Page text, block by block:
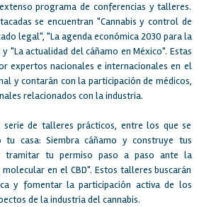
programa de conferencias y talleres.
se encuentran "Cannabis y control de
legal", "La agenda económica 2030 para la
"La actualidad del cáñamo en México". Estas
expertos nacionales e internacionales en el
y contarán con la participación de médicos,
relacionados con la industria.
serie de talleres prácticos, entre los que se
tu casa: Siembra cáñamo y construye tus
tramitar tu permiso paso a paso ante la
en el CBD". Estos talleres buscarán
y fomentar la participación activa de los
de la industria del cannabis.